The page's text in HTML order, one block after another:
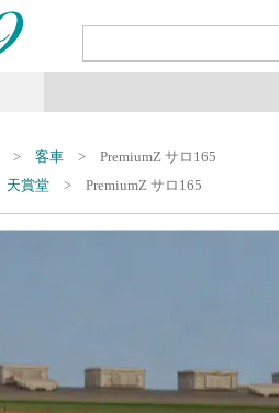
鉄道車両・オプション
客車
PremiumZ サロ165
天賞堂 PremiumZ サロ165